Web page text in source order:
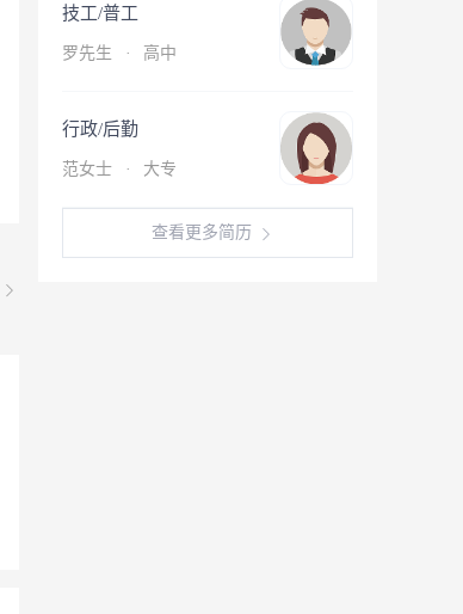
技工/普工
罗先生 · 高中
行政/后勤
范女士 · 大专
查看更多简历